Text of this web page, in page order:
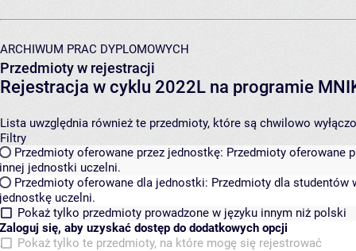
ARCHIWUM PRAC DYPLOMOWYCH
Przedmioty w rejestracji
Rejestracja w cyklu 2022L na programie
Lista uwzględnia również te przedmioty, które są chwilowo
Filtry
Przedmioty oferowane przez jednostkę: Przedmioty oferowane
innej jednostki uczelni.
Przedmioty oferowane dla jednostki: Przedmioty dla studentów
jednostkę uczelni.
Pokaż tylko przedmioty prowadzone w języku innym niż polski
Zaloguj się, aby uzyskać dostęp do dodatkowych opcji
Pokaż tylko te przedmioty, na które mogę się rejestrować